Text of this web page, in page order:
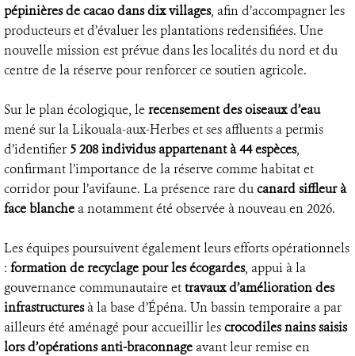
pépinières de cacao dans dix villages, afin d’accompagner les
producteurs et d’évaluer les plantations redensifiées. Une
nouvelle mission est prévue dans les localités du nord et du
centre de la réserve pour renforcer ce soutien agricole.
Sur le plan écologique, lerecensement des oiseaux d’eau
mené sur la Likouala-aux-Herbes et ses affluents a permis
d’identifier 5 208 individus appartenant à 44 espèces,
confirmant l’importance de la réserve comme habitat et
corridor pour l’avifaune. La présence rare ducanard siffleur à
face blanche a notamment été observée à nouveau en 2026.
Les équipes poursuivent également leurs efforts opérationnels
: formation de recyclage pour les écogardes, appui à la
gouvernance communautaire ettravaux d’amélioration des
infrastructuresà la base d’Épéna. Un bassin temporaire a par
ailleurs été aménagé pour accueillir lescrocodiles nains saisis
lors d’opérations anti-braconnage avant leur remise en